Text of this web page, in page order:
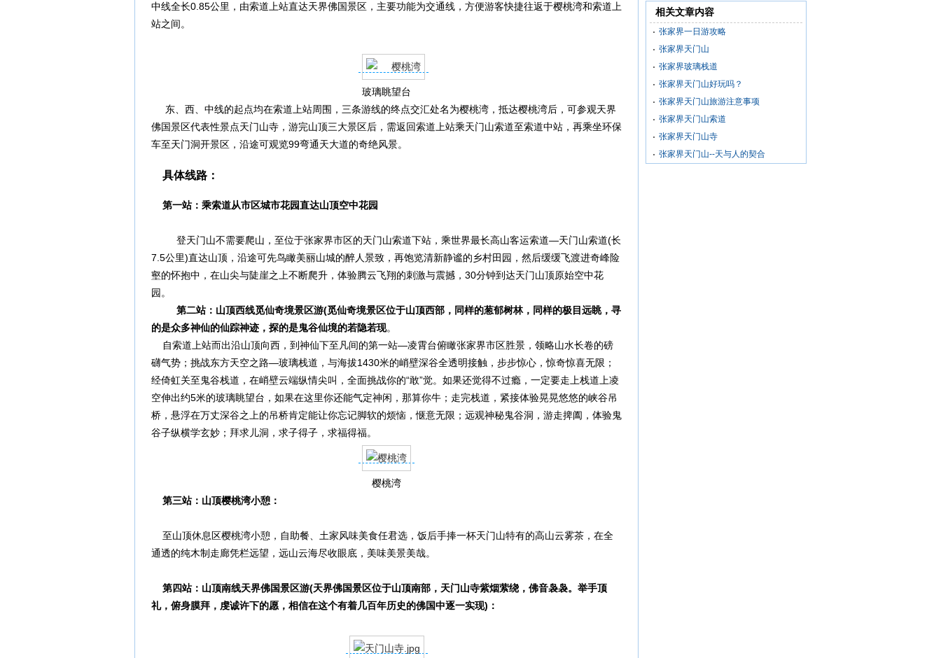
中线全长0.85公里，由索道上站直达天界佛国景区，主要功能为交通线，方便游客快捷往返于樱桃湾和索道上
站之间。
玻璃眺望台
东、西、中线的起点均在索道上站周围，三条游线的终点交汇处名为樱桃湾，抵达樱桃湾后，可参观天界
佛国景区代表性景点天门山寺，游完山顶三大景区后，需返回索道上站乘天门山索道至索道中站，再乘坐环保
车至天门洞开景区，沿途可观览99弯通天大道的奇绝风景。
具体线路：
第一站：乘索道从市区城市花园直达山顶空中花园
登天门山不需要爬山，至位于张家界市区的天门山索道下站，乘世界最长高山客运索道—天门山索道(长
7.5公里)直达山顶，沿途可先鸟瞰美丽山城的醉人景致，再饱览清新静谧的乡村田园，然后缓缓飞渡进奇峰险
壑的怀抱中，在山尖与陡崖之上不断爬升，体验腾云飞翔的刺激与震撼，30分钟到达天门山顶原始空中花
园。
第二站：山顶西线觅仙奇境景区游(觅仙奇境景区位于山顶西部，同样的葱郁树林，同样的极目远眺，寻
的是众多神仙的仙踪神迹，探的是鬼谷仙境的若隐若现。
自索道上站而出沿山顶向西，到神仙下至凡间的第一站—凌霄台俯瞰张家界市区胜景，领略山水长卷的磅
礴气势；挑战东方天空之路—玻璃栈道，与海拔1430米的峭壁深谷全透明接触，步步惊心，惊奇惊喜无限；
经倚虹关至鬼谷栈道，在峭壁云端纵情尖叫，全面挑战你的“敢”觉。如果还觉得不过瘾，一定要走上栈道上凌
空伸出约5米的玻璃眺望台，如果在这里你还能气定神闲，那算你牛；走完栈道，紧接体验晃晃悠悠的峡谷吊
桥，悬浮在万丈深谷之上的吊桥肯定能让你忘记脚软的烦恼，惬意无限；远观神秘鬼谷洞，游走捭阖，体验鬼
谷子纵横学玄妙；拜求儿洞，求子得子，求福得福。
樱桃湾
第三站：山顶樱桃湾小憩：
至山顶休息区樱桃湾小憩，自助餐、土家风味美食任君选，饭后手捧一杯天门山特有的高山云雾茶，在全
通透的纯木制走廊凭栏远望，远山云海尽收眼底，美味美景美哉。
第四站：山顶南线天界佛国景区游(天界佛国景区位于山顶南部，天门山寺紫烟萦绕，佛音袅袅。举手顶
礼，俯身膜拜，虔诚许下的愿，相信在这个有着几百年历史的佛国中逐一实现)：
相关文章内容
张家界一日游攻略
张家界天门山
张家界玻璃栈道
张家界天门山好玩吗？
张家界天门山旅游注意事项
张家界天门山索道
张家界天门山寺
张家界天门山--天与人的契合